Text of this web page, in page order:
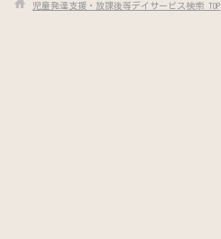
児童発達支援・放課後等デイサービス検索 TOP